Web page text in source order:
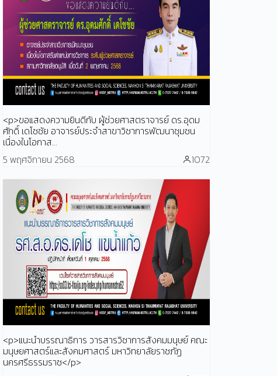
<p>ขอแสดงความยินดีกับ ผู้ช่วยศาสตราจารย์ ดร.อุดม
ศักดิ์ เดโชชัย อาจารย์ประจำสาขาวิชาการพัฒนาชุมชน
เนื่องในโอกาส...
5 พฤศจิกายน 2568
1072
<p>แนะนำบรรณาธิการ วารสารวิชาการสังคมมนุษย์ คณะ
มนุษยศาสตร์และสังคมศาสตร์ มหาวิทยาลัยราชภัฏ
นครศรีธรรมราช</p>